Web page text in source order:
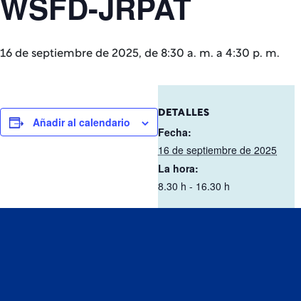
16 de septiembre de 2025, de 8:30 a. m. a 4:30 p. m.
Añadir al calendario
DETALLES
Fecha:
16 de septiembre de 2025
La hora:
8.30 h - 16.30 h